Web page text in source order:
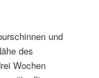
und
des
Wochen